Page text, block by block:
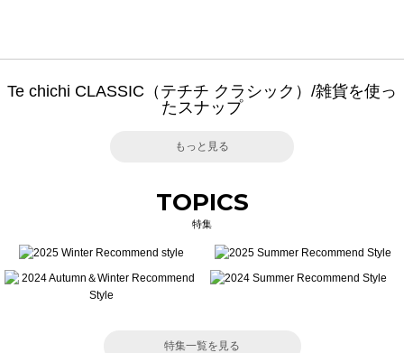
Te chichi CLASSIC（テチチ クラシック）/雑貨を使っ
たスナップ
もっと見る
TOPICS
特集
特集一覧を見る